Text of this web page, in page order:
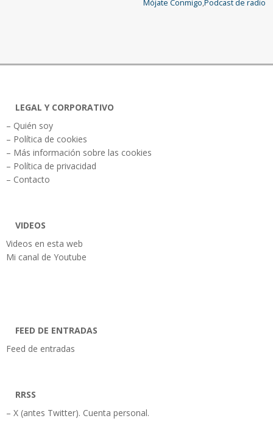
Mójate Conmigo,Podcast de radio
LEGAL Y CORPORATIVO
– Quién soy
– Política de cookies
– Más información sobre las cookies
– Política de privacidad
– Contacto
VIDEOS
Videos en esta web
Mi canal de Youtube
FEED DE ENTRADAS
Feed de entradas
RRSS
– X (antes Twitter). Cuenta personal.